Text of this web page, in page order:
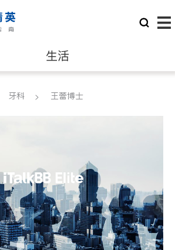
生活
律师
非盈利组织
牙科 王蕾博士